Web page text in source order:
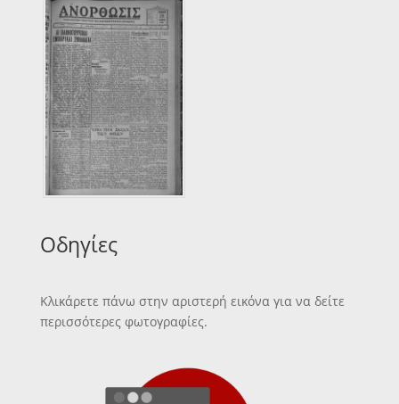
Οδηγίες
Κλικάρετε πάνω στην αριστερή εικόνα για να δείτε
περισσότερες φωτογραφίες.